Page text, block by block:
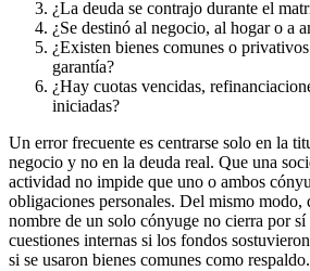
¿La deuda se contrajo durante el
¿Se destinó al negocio, al hogar o a
¿Existen bienes comunes o
garantía?
¿Hay cuotas vencidas,
iniciadas?
Un error frecuente es centrarse solo en la
negocio y no en la deuda real. Que una
actividad no impide que uno o ambos
obligaciones personales. Del mismo modo,
nombre de un solo cónyuge no cierra por sí
cuestiones internas si los fondos
si se usaron bienes comunes como respaldo.